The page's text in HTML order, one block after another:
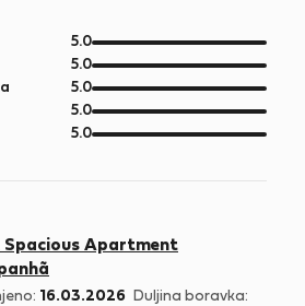
5.0od
5
5.0od
5
5.0od
5
5.0od
5
5.0od
Spacious Apartment
16.03.2026
Duljina boravka: